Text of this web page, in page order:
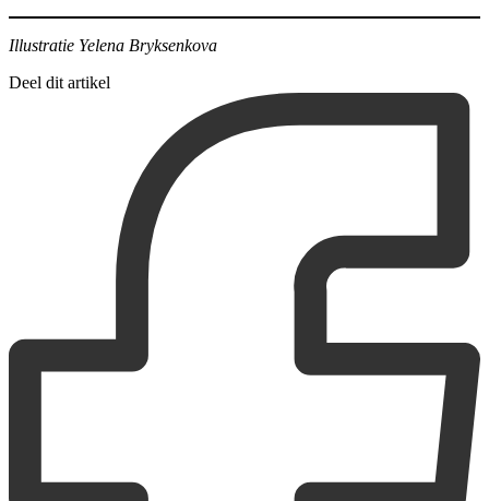
Illustratie Yelena Bryksenkova
Deel dit artikel